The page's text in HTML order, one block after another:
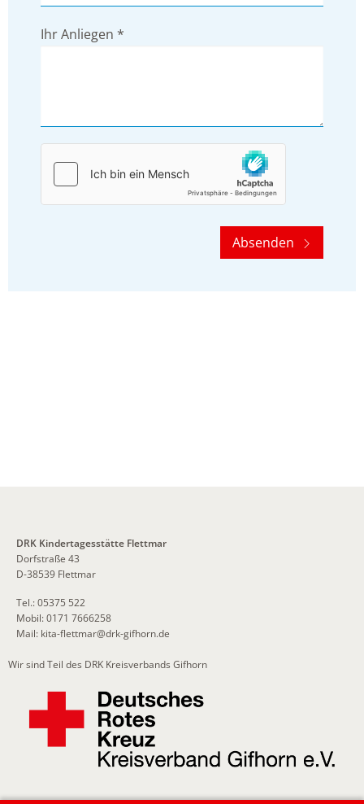
Ihr Anliegen *
Absenden
DRK Kindertagesstätte Flettmar
Dorfstraße 43
D-38539 Flettmar
Tel.: 05375 522
Mobil: 0171 7666258
Mail: kita-flettmar@drk-gifhorn.de
Wir sind Teil des DRK Kreisverbands Gifhorn